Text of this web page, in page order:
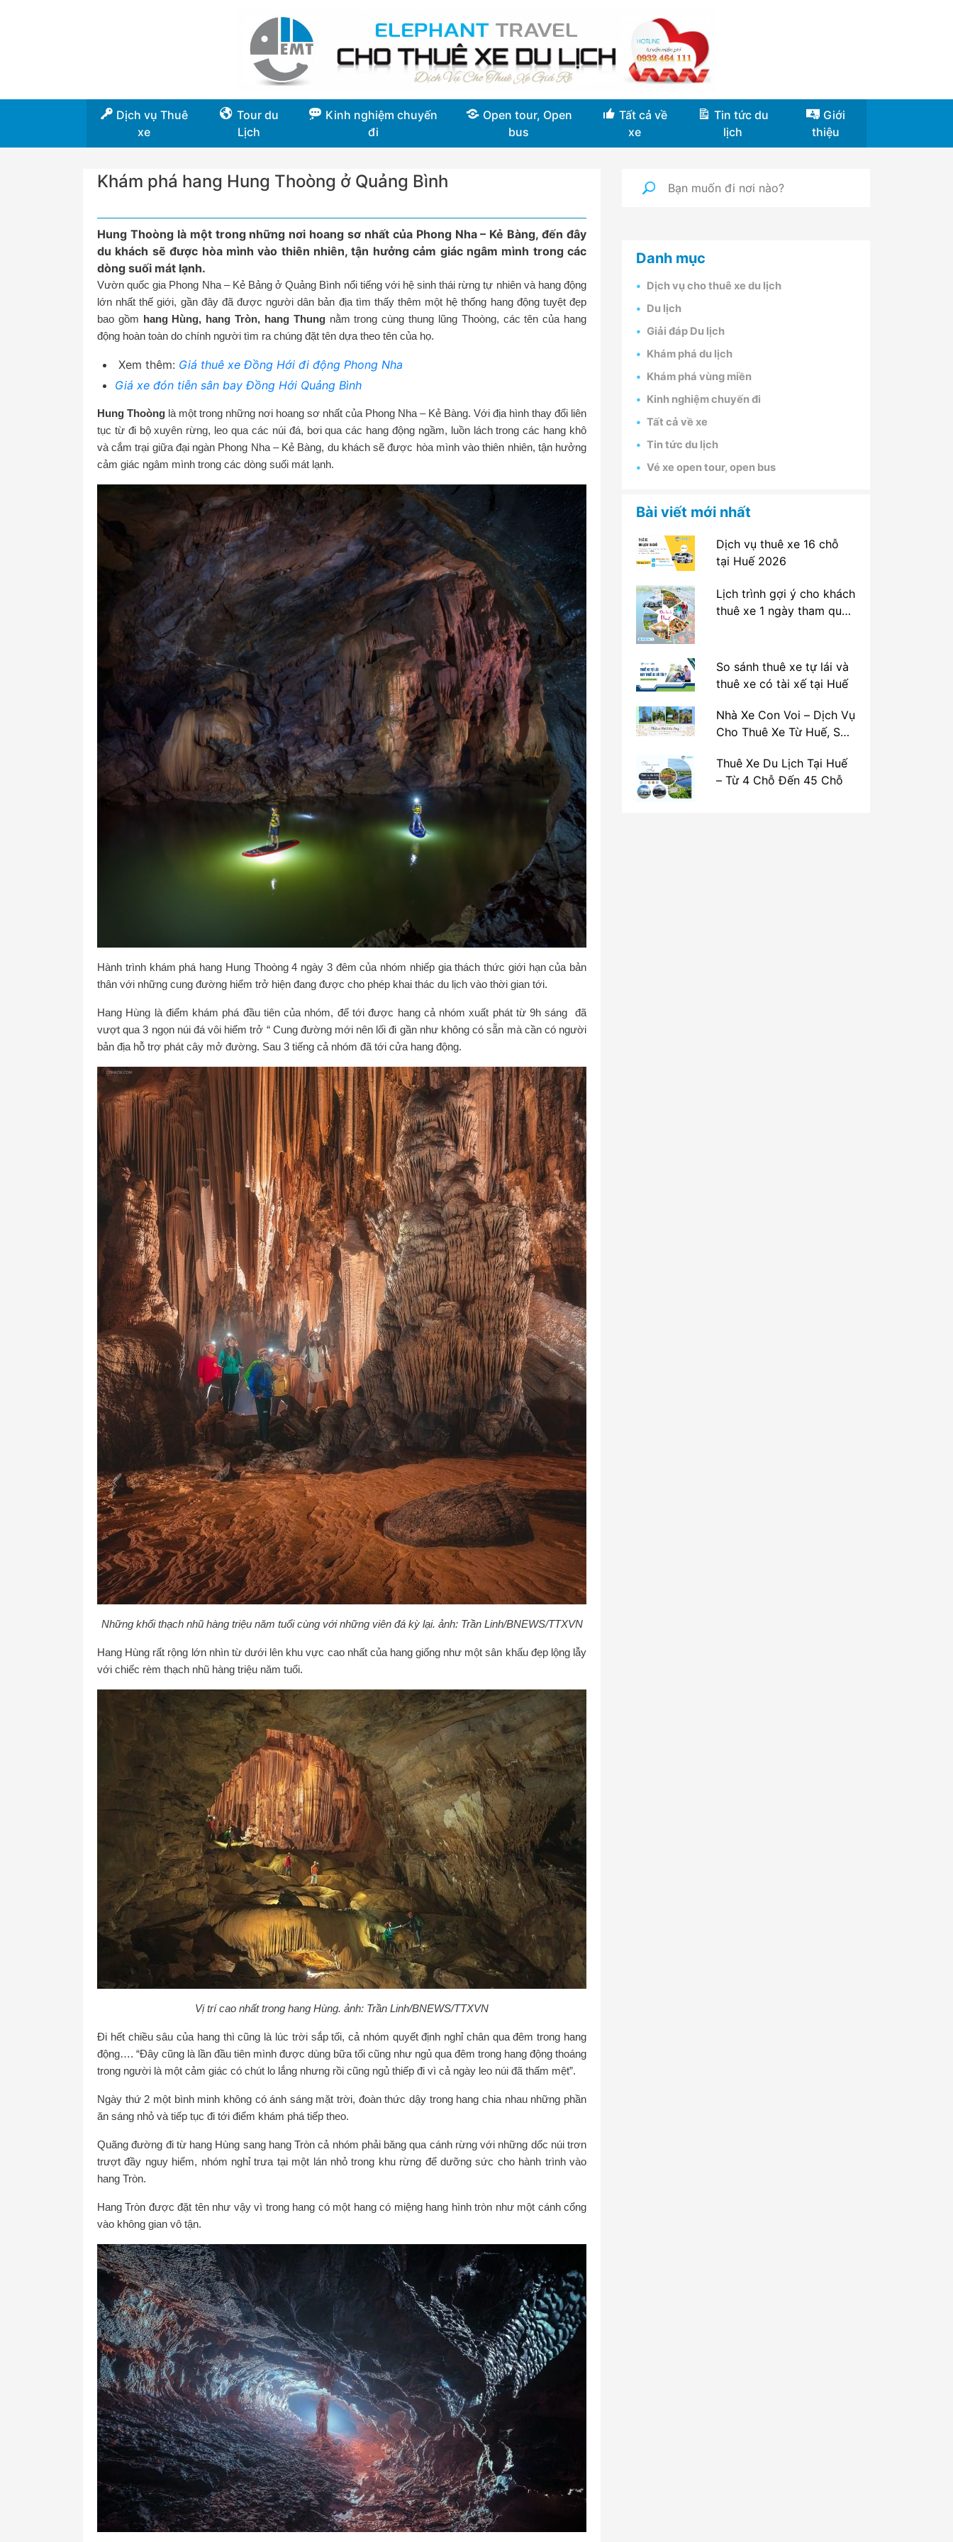
Dịch vụ Thuê
xe
Tour du
Lịch
Kinh nghiệm chuyến
đi
Open tour, Open
bus
Tất cả về
xe
Tin tức du
lịch
Giới
thiệu
Khám phá hang Hung Thoòng ở Quảng Bình
Hung Thoòng là một trong những nơi hoang sơ nhất của Phong Nha – Kẻ Bàng, đến đây
du khách sẽ được hòa mình vào thiên nhiên, tận hưởng cảm giác ngâm mình trong các
dòng suối mát lạnh.
Vườn quốc gia Phong Nha – Kẻ Bảng ở Quảng Bình nổi tiếng với hệ sinh thái rừng tự nhiên và hang động
lớn nhất thế giới, gần đây đã được người dân bản địa tìm thấy thêm một hệ thống hang động tuyệt đẹp
bao gồm hang Hùng, hang Tròn, hang Thungnằm trong cùng thung lũng Thoòng, các tên của hang
động hoàn toàn do chính người tìm ra chúng đặt tên dựa theo tên của họ.
Xem thêm: Giá thuê xe Đồng Hới đi động Phong Nha
Giá xe đón tiễn sân bay Đồng Hới Quảng Bình
Hung Thoòng là một trong những nơi hoang sơ nhất của Phong Nha – Kẻ Bàng. Với địa hình thay đổi liên
tục từ đi bộ xuyên rừng, leo qua các núi đá, bơi qua các hang động ngầm, luồn lách trong các hang khô
và cắm trại giữa đại ngàn Phong Nha – Kẻ Bàng, du khách sẽ được hòa mình vào thiên nhiên, tận hưởng
cảm giác ngâm mình trong các dòng suối mát lạnh.
Hành trình khám phá hang Hung Thoòng 4 ngày 3 đêm của nhóm nhiếp gia thách thức giới hạn của bản
thân với những cung đường hiểm trở hiện đang được cho phép khai thác du lịch vào thời gian tới.
Hang Hùng là điểm khám phá đầu tiên của nhóm, để tới được hang cả nhóm xuất phát từ 9h sáng đã
vượt qua 3 ngọn núi đá vôi hiểm trở “ Cung đường mới nên lối đi gần như không có sẵn mà cần có người
bản địa hỗ trợ phát cây mở đường. Sau 3 tiếng cả nhóm đã tới cửa hang động.
Những khối thạch nhũ hàng triệu năm tuổi cùng với những viên đá kỳ lại. ảnh: Trần Linh/BNEWS/TTXVN
Hang Hùng rất rộng lớn nhìn từ dưới lên khu vực cao nhất của hang giống như một sân khấu đẹp lộng lẫy
với chiếc rèm thạch nhũ hàng triệu năm tuổi.
Vị trí cao nhất trong hang Hùng. ảnh: Trần Linh/BNEWS/TTXVN
Đi hết chiều sâu của hang thì cũng là lúc trời sắp tối, cả nhóm quyết định nghỉ chân qua đêm trong hang
động…. “Đây cũng là lần đầu tiên mình được dùng bữa tối cũng như ngủ qua đêm trong hang động thoáng
trong người là một cảm giác có chút lo lắng nhưng rồi cũng ngủ thiếp đi vì cả ngày leo núi đã thấm mệt”.
Ngày thứ 2 một bình minh không có ánh sáng mặt trời, đoàn thức dậy trong hang chia nhau những phần
ăn sáng nhỏ và tiếp tục đi tới điểm khám phá tiếp theo.
Quãng đường đi từ hang Hùng sang hang Tròn cả nhóm phải băng qua cánh rừng với những dốc núi trơn
trượt đầy nguy hiểm, nhóm nghỉ trưa tại một lán nhỏ trong khu rừng để dưỡng sức cho hành trình vào
hang Tròn.
Hang Tròn được đặt tên như vậy vì trong hang có một hang có miệng hang hình tròn như một cánh cổng
vào không gian vô tận.
Danh mục
Dịch vụ cho thuê xe du lịch
Du lịch
Giải đáp Du lịch
Khám phá du lịch
Khám phá vùng miền
Kinh nghiệm chuyến đi
Tất cả về xe
Tin tức du lịch
Vé xe open tour, open bus
Bài viết mới nhất
Dịch vụ thuê xe 16 chỗ
tại Huế 2026
Lịch trình gợi ý cho khách
thuê xe 1 ngày tham quan
So sánh thuê xe tự lái và
thuê xe có tài xế tại Huế
Nhà Xe Con Voi – Dịch Vụ
Cho Thuê Xe Từ Huế, Sân
La Vang
Thuê Xe Du Lịch Tại Huế
– Từ 4 Chỗ Đến 45 Chỗ